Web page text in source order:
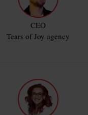
CEO
Tears of Joy agency